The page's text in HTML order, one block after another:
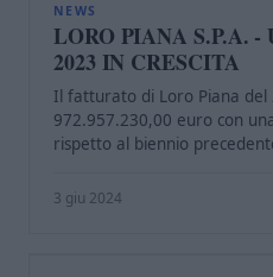
NEWS
LORO PIANA S.P.A. -
2023 IN CRESCITA
Il fatturato di Loro Piana del
972.957.230,00 euro con
rispetto al biennio
3 giu 2024